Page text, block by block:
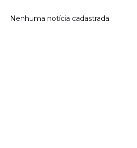
Nenhuma notícia cadastrada.